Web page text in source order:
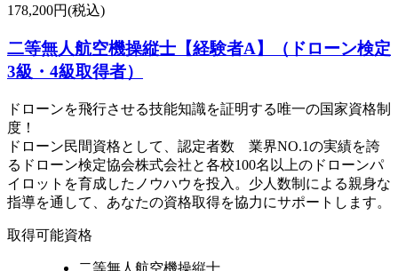
178,200円(税込)
二等無人航空機操縦士【経験者A】（ドローン検定
3級・4級取得者）
ドローンを飛行させる技能知識を証明する唯一の国家資格制
度！
ドローン民間資格として、認定者数 業界NO.1の実績を誇
るドローン検定協会株式会社と各校100名以上のドローンパ
イロットを育成したノウハウを投入。少人数制による親身な
指導を通して、あなたの資格取得を協力にサポートします。
取得可能資格
二等無人航空機操縦士